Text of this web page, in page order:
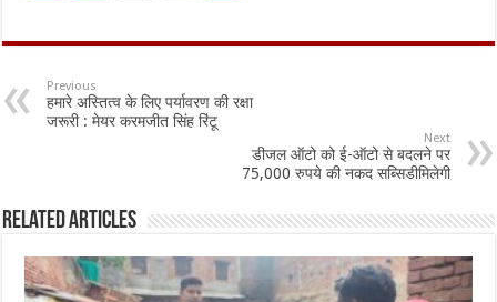
e
b
o
at
sA
p
ai ar
Previous
हमारे अस्तित्व के लिए पर्यावरण की रक्षा
जरूरी : मेयर करमजीत सिंह रिंटू
Next
डीजल ऑटो को ई-ऑटो से बदलने पर
75,000 रुपये की नकद सब्सिडीमिलेगी
Related Articles